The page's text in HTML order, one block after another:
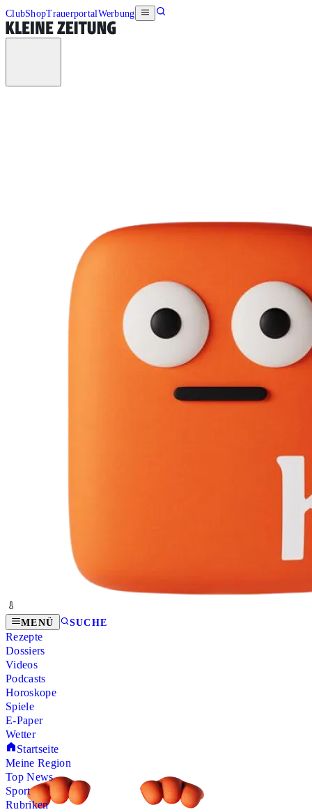
ClubShopTrauerportalWerbung
MENÜ SUCHE
Rezepte
Dossiers
Videos
Podcasts
Horoskope
Spiele
E-Paper
Wetter
Startseite
Meine Region
Top News
Sport
Rubriken